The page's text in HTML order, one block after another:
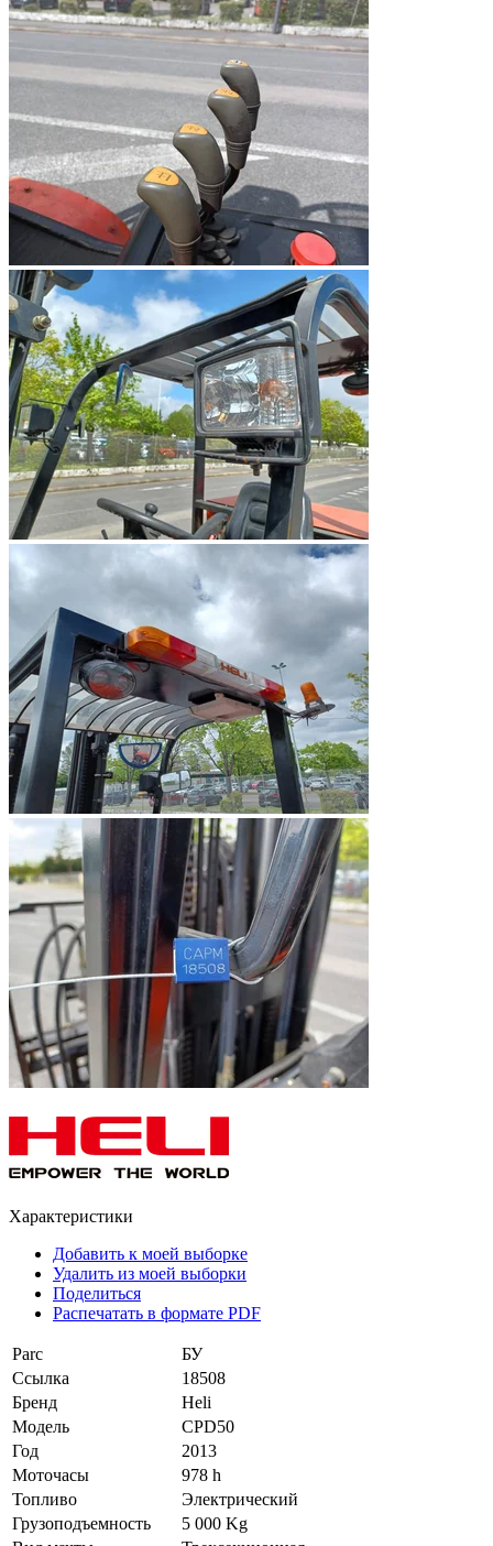
Характеристики
Добавить к моей выборке
Удалить из моей выборки
Поделиться
Распечатать в формате PDF
Parc
БУ
Ссылка
18508
Бренд
Heli
Модель
CPD50
Год
2013
Моточасы
978 h
Топливо
Электрический
Грузоподъемность
5 000 Kg